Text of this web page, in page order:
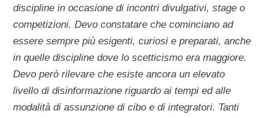
discipline in occasione di incontri divulgativi, stage o
competizioni. Devo constatare che cominciano ad
essere sempre più esigenti, curiosi e preparati, anche
in quelle discipline dove lo scetticismo era maggiore.
Devo però rilevare che esiste ancora un elevato
livello di disinformazione riguardo ai tempi ed alle
modalità di assunzione di cibo e di integratori. Tanti